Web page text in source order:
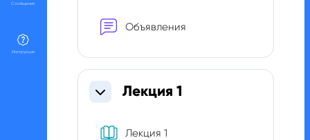
Сообщения
Инструкции
Объявления
CollapseЛекция 1
Лекция 1